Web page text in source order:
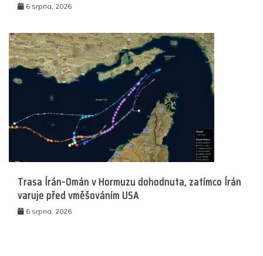
6 srpna, 2026
Trasa Írán-Omán v Hormuzu dohodnuta, zatímco Írán
varuje před vměšováním USA
6 srpna, 2026